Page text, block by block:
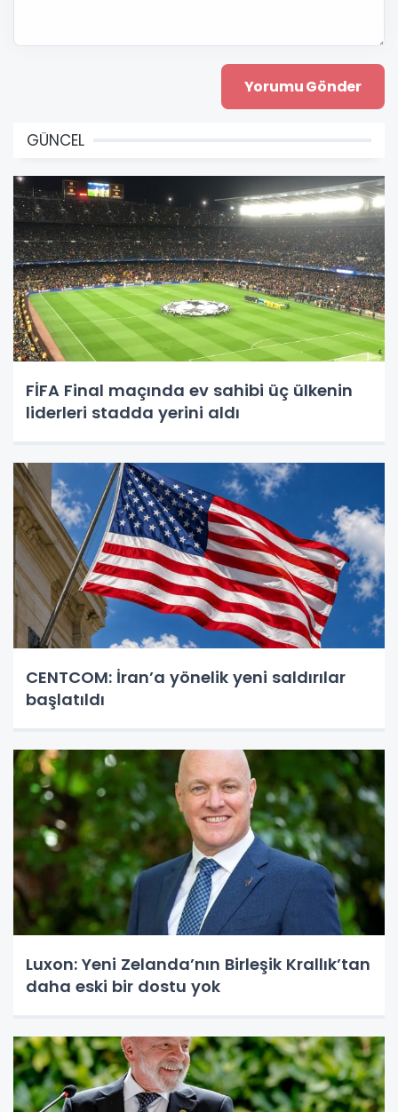
GÜNCEL
FİFA Final maçında ev sahibi üç ülkenin
liderleri stadda yerini aldı
CENTCOM: İran’a yönelik yeni saldırılar
başlatıldı
Luxon: Yeni Zelanda’nın Birleşik Krallık’tan
daha eski bir dostu yok